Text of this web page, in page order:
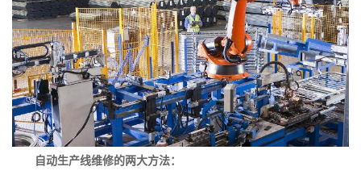
自动生产线维修的两大方法：